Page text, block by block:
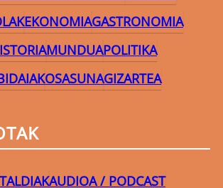
EKONOMIAGASTRONOMIA
MUNDUAPOLITIKA
OSASUNAGIZARTEA
AUDIOA / PODCAST